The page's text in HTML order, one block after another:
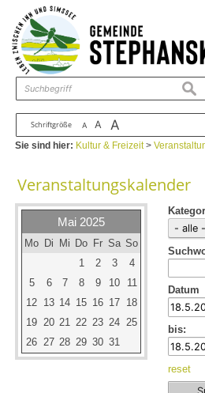
Zum Inhalt ,zur Navigation
Schriftgröße A A A
Sie sind hier: Kultur & Freizeit>
Veranstaltungskalender
Mai 2025
Mo Di Mi Do Fr Sa So
1
2 3
4
5
6 7 8 9 10
11
12 13 14 15 16 17 18
19 20 21 22 23 24 25
26 27 28 29 30 31
Datum
bis:
reset